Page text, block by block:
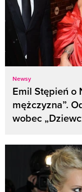
Newsy
Emil Stępień o
mężczyzna”.
wobec